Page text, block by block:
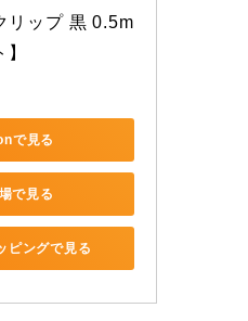
リップ 黒 0.5m
で見る
で見る
ピングで見る